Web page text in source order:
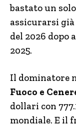
bastato un
assicurarsi
del 2026 dopo
2025.
Il dominatore
Fuoco e
dollari con
mondiale. E il